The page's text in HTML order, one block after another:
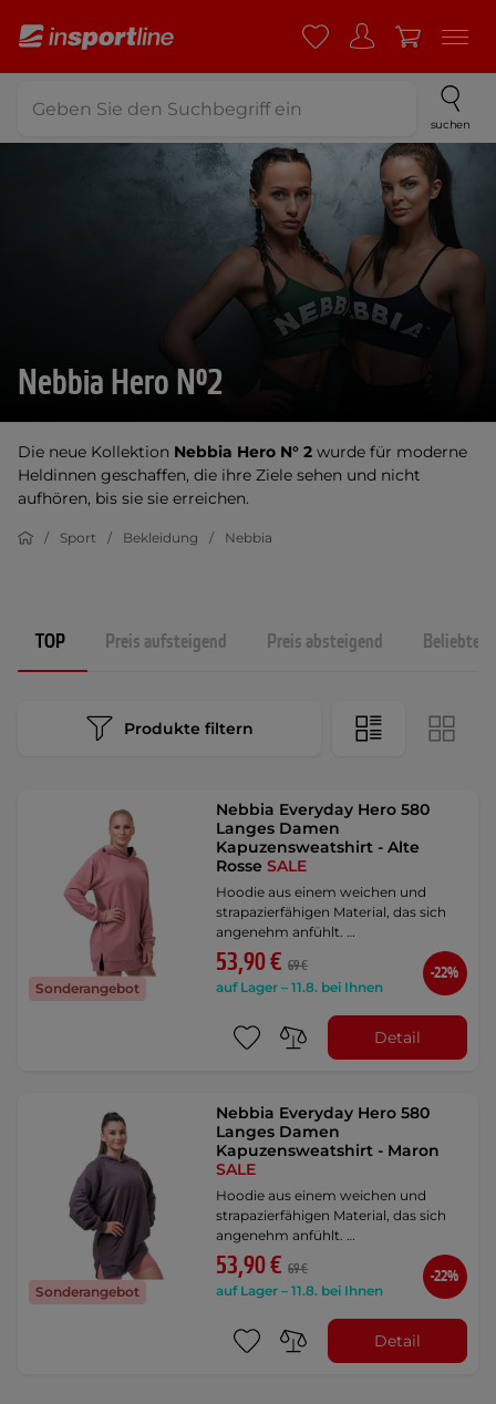
suchen
Nebbia Hero N°2
Die neue Kollektion Nebbia Hero N° 2 wurde für moderne
Heldinnen geschaffen, die ihre Ziele sehen und nicht
aufhören, bis sie sie erreichen.
Sport Bekleidung Nebbia
TOP Preis aufsteigend Preis absteigend
Produkte filtern
Sonderangebot
Nebbia Everyday Hero 580
Langes Damen
Kapuzensweatshirt - Alte
RosseSALE
Hoodie aus einem weichen und
strapazierfähigen Material, das sich
angenehm anfühlt. …
53,90 € 69 €
auf Lager – 11.8. bei Ihnen
-22%
Detail
Sonderangebot
Nebbia Everyday Hero 580
Langes Damen
Kapuzensweatshirt - Maron
SALE
Hoodie aus einem weichen und
strapazierfähigen Material, das sich
angenehm anfühlt. …
53,90 € 69 €
auf Lager – 11.8. bei Ihnen
-22%
Detail